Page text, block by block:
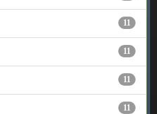
11
11
11
11